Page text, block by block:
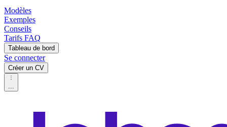
Modèles
Exemples
Conseils
Tarifs FAQ
Tableau de bord
Se connecter
Créer un CV
...